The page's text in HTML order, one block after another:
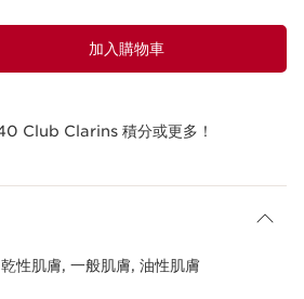
加入購物車
Club Clarins 積分或更多！
性肌膚, 一般肌膚, 油性肌膚